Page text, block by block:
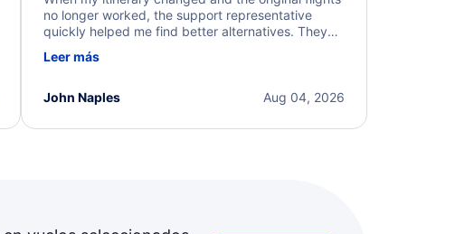
no longer worked, the support representative
quickly helped me find better alternatives. They
beyond to resolve the issue. I'm grateful for the
Leer más
Aug 04, 2026
John Naples